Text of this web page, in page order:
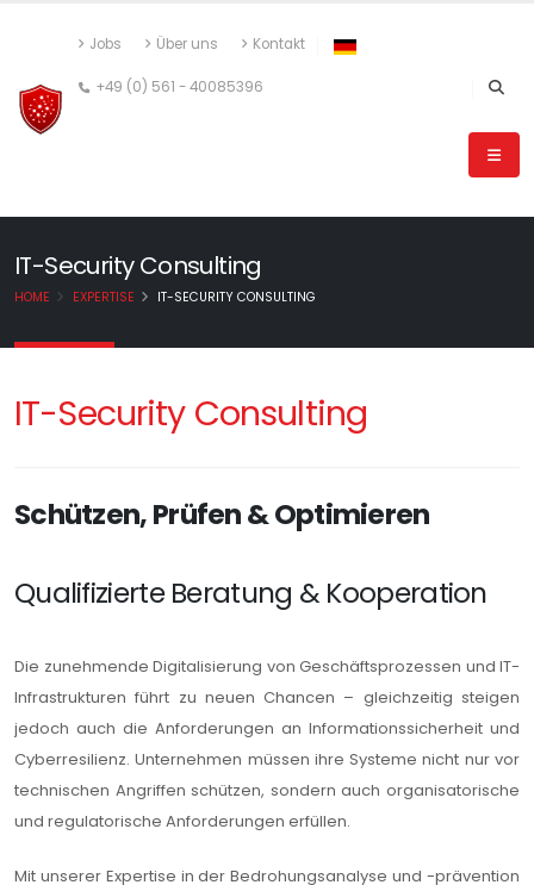
Jobs Über uns Kontakt
+49 (0) 561 - 40085396
IT-Security Consulting
HOME EXPERTISE IT-SECURITY CONSULTING
IT-Security Consulting
Schützen, Prüfen & Optimieren
Qualifizierte Beratung & Kooperation
Die zunehmende Digitalisierung von Geschäftsprozessen und IT-
Infrastrukturen führt zu neuen Chancen – gleichzeitig steigen
jedoch auch die Anforderungen an Informationssicherheit und
Cyberresilienz. Unternehmen müssen ihre Systeme nicht nur vor
technischen Angriffen schützen, sondern auch organisatorische
und regulatorische Anforderungen erfüllen.
Mit unserer Expertise in der Bedrohungsanalyse und -prävention